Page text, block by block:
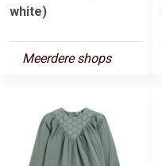
white)
Meerdere shops